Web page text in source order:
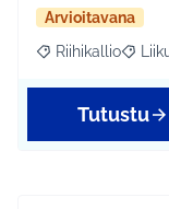
Arvioitavana
Rajaa tulokset
Riihikallio
Tutustu